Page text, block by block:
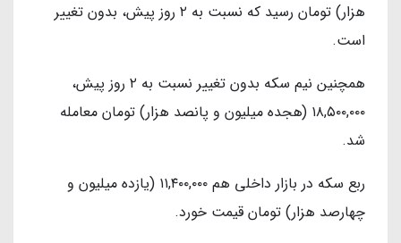
هزار) تومان رسید که نسبت به ۲ روز پیش، بدون تغییر
است.
همچنین نیم سکه بدون تغییر نسبت به ۲ روز پیش،
۱۸,۵۰۰,۰۰۰ (هجده میلیون و پانصد هزار) تومان معامله
شد.
ربع سکه در بازار داخلی هم ۱۱,۴۰۰,۰۰۰ (یازده میلیون و
چهارصد هزار) تومان قیمت خورد.